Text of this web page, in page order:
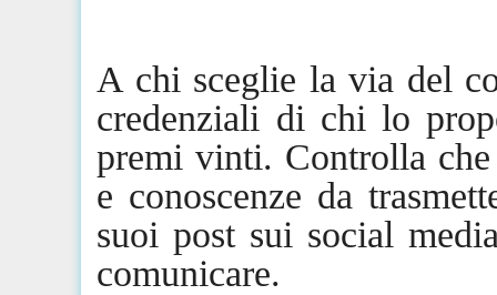
A chi sceglie la via del
credenziali di chi lo
premi vinti. Controlla che
e conoscenze da
suoi post sui social
comunicare.